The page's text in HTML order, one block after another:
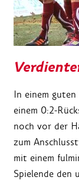
In einem
einem 0:2-
noch vor der
zum
mit einem
Spielende den